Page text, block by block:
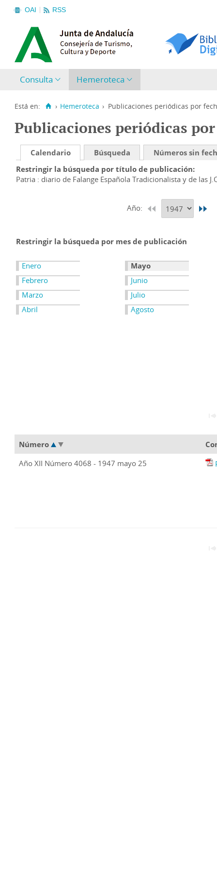
OAI RSS
Consulta Hemeroteca
Está en: › Hemeroteca › Publicaciones periódicas por
Publicaciones periódicas
Calendario Búsqueda
Números sin
Restringir la búsqueda por título de publicación
Patria : diario de Falange Española Tradicionalista y de las
Año:
Restringir la búsqueda por mes de publicación
Enero
Febrero
Marzo
Abril
Mayo
Junio
Julio
Agosto
Número
Año XII Número 4068 - 1947 mayo 25